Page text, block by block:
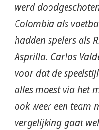
werd
Colombia als
hadden spelers als
Asprilla. Carlos
voor dat de
alles moest via het
ook weer een team
vergelijking gaat